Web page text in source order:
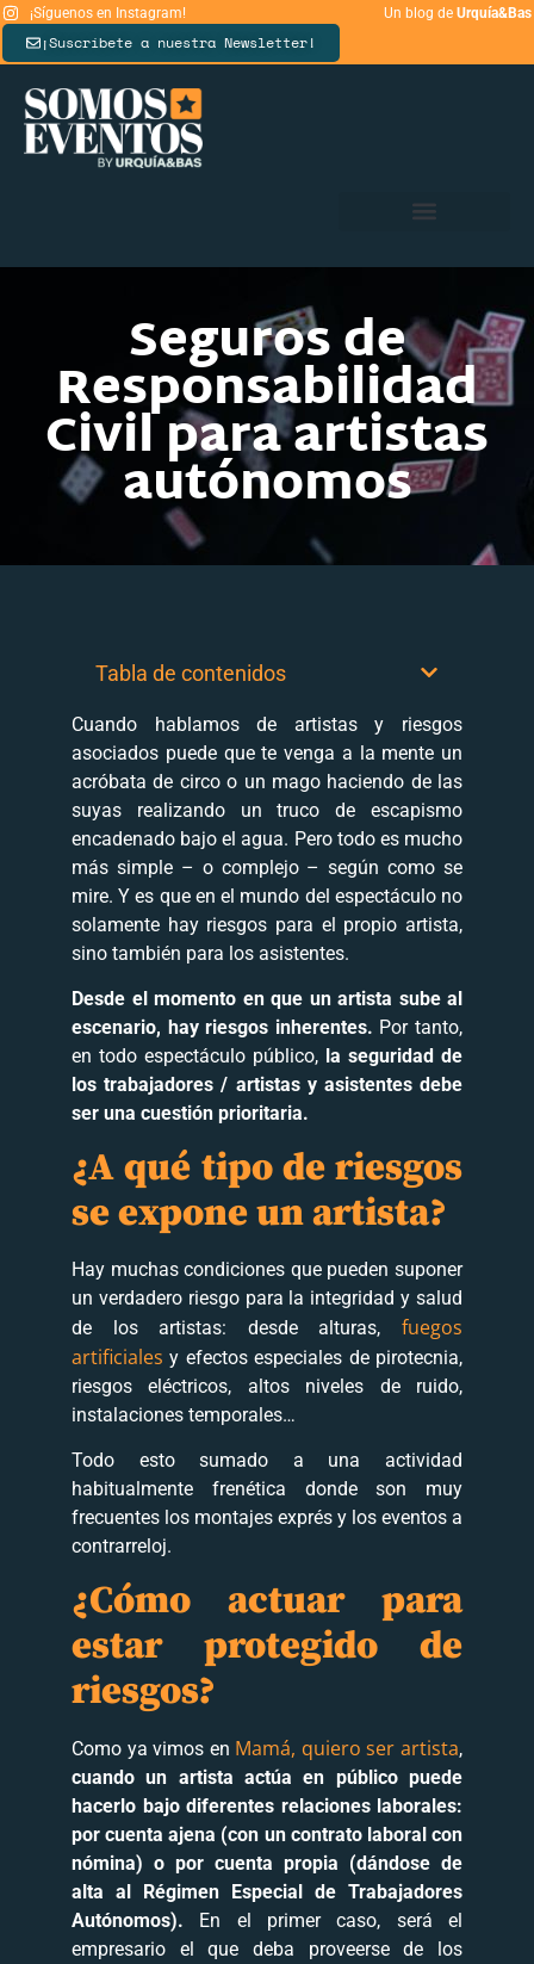
¡Síguenos en Instagram! Un blog de Urquía&Bas
¡Suscríbete a nuestra Newsletter!
Seguros de
Responsabilidad
Civil para artistas
autónomos
Tabla de contenidos
Cuando hablamos de artistas y riesgos
asociados puede que te venga a la mente un
acróbata de circo o un mago haciendo de las
suyas realizando un truco de escapismo
encadenado bajo el agua. Pero todo es mucho
más simple – o complejo – según como se
mire. Y es que en el mundo del espectáculo no
solamente hay riesgos para el propio artista,
sino también para los asistentes.
Desde el momento en que un artista sube al
escenario, hay riesgos inherentes. Por tanto,
en todo espectáculo público, la seguridad de
los trabajadores / artistas y asistentes debe
ser una cuestión prioritaria.
¿A qué tipo de riesgos
se expone un artista?
Hay muchas condiciones que pueden suponer
un verdadero riesgo para la integridad y salud
de los artistas: desde alturas, fuegos
artificiales y efectos especiales de pirotecnia,
riesgos eléctricos, altos niveles de ruido,
instalaciones temporales…
Todo esto sumado a una actividad
habitualmente frenética donde son muy
frecuentes los montajes exprés y los eventos a
contrarreloj.
¿Cómo actuar para
estar protegido de
riesgos?
Como ya vimos en Mamá, quiero ser artista,
cuando un artista actúa en público puede
hacerlo bajo diferentes relaciones laborales:
por cuenta ajena (con un contrato laboral con
nómina) o por cuenta propia (dándose de
alta al Régimen Especial de Trabajadores
Autónomos). En el primer caso, será el
empresario el que deba proveerse de los